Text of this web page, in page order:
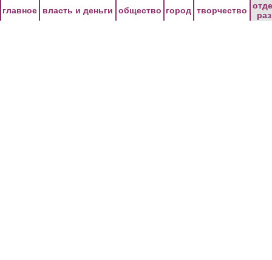
главное власть и деньги общество город творчество